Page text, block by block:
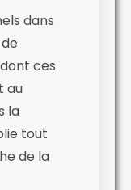
dans
ces
au
la
tout
de la